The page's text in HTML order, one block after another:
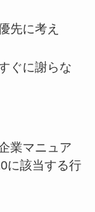
先に考え
ぐに謝らな
業マニュア
に該当する行